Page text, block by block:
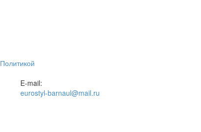
Политикой
E-mail:
eurostyl-barnaul@mail.ru